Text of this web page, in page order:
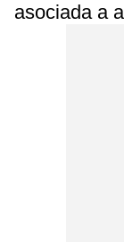
asociada a